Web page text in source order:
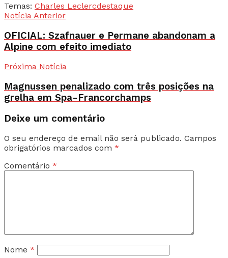
Temas: Charles Leclercdestaque
Notícia Anterior
OFICIAL: Szafnauer e Permane abandonam a
Alpine com efeito imediato
Próxima Notícia
Magnussen penalizado com três posições na
grelha em Spa-Francorchamps
Deixe um comentário
O seu endereço de email não será publicado. Campos
obrigatórios marcados com *
Comentário *
Nome *